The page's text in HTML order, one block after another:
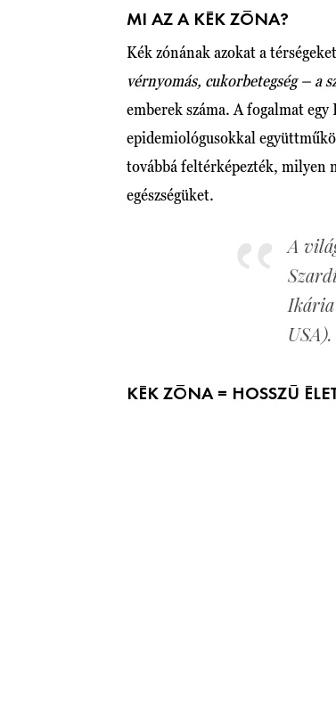
MI AZ A KÉK ZÓNA?
Kék zónának azokat a
vérnyomás, cukorbetegség – a
emberek száma. A fogalmat
epidemiológusokkal
továbbá feltérképezték, milyen
egészségüket.
A
USA).
KÉK ZÓNA = HOSSZÚ